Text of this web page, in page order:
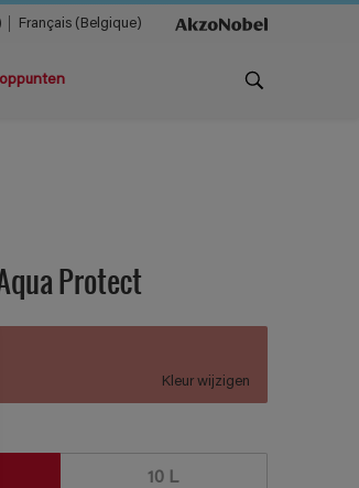
Français (Belgique)
Protect
Kleur wijzigen
10 L